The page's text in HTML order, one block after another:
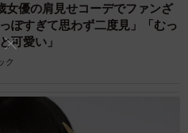
と繋がれるようになった気
たときの、愛犬のびっくり
うれしそうな様子は忘れら
は、主に仕事で補助的に使
ACを行うと、その子の性格が
たり、私への態度も変化す
優の肩見せコーデでファンざ
ぽすぎて思わず二度見」「むっ
可愛い」
ク